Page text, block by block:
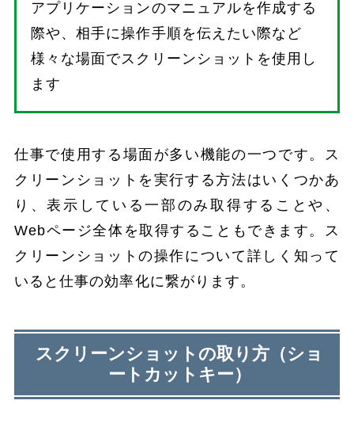
アプリケーションのマニュアルを作成する
際や、相手に操作手順を伝えたい際など
様々な場面でスクリーンショットを使用し
ます
仕事で使用する場面が多い機能の一つです。ス
クリーンショットを実行する方法はいくつかあ
り、表示している一部のみ取得することや、
Webページ全体を取得することもできます。ス
クリーンショットの操作について詳しく知って
いると仕事の効率化に繋がります。
スクリーンショットの取り方（ショ
ートカットキー）